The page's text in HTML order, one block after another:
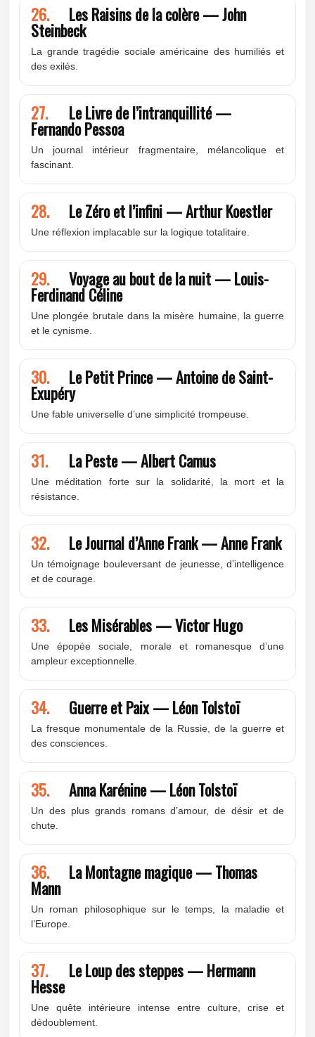
26. Les Raisins de la colère — John
Steinbeck
La grande tragédie sociale américaine des humiliés et
des exilés.
27. Le Livre de l’intranquillité —
Fernando Pessoa
Un journal intérieur fragmentaire, mélancolique et
fascinant.
28. Le Zéro et l’infini — Arthur Koestler
Une réflexion implacable sur la logique totalitaire.
29. Voyage au bout de la nuit — Louis-
Ferdinand Céline
Une plongée brutale dans la misère humaine, la guerre
et le cynisme.
30. Le Petit Prince — Antoine de Saint-
Exupéry
Une fable universelle d’une simplicité trompeuse.
31. La Peste — Albert Camus
Une méditation forte sur la solidarité, la mort et la
résistance.
32. Le Journal d’Anne Frank — Anne Frank
Un témoignage bouleversant de jeunesse, d’intelligence
et de courage.
33. Les Misérables — Victor Hugo
Une épopée sociale, morale et romanesque d’une
ampleur exceptionnelle.
34. Guerre et Paix — Léon Tolstoï
La fresque monumentale de la Russie, de la guerre et
des consciences.
35. Anna Karénine — Léon Tolstoï
Un des plus grands romans d’amour, de désir et de
chute.
36. La Montagne magique — Thomas
Mann
Un roman philosophique sur le temps, la maladie et
l’Europe.
37. Le Loup des steppes — Hermann
Hesse
Une quête intérieure intense entre culture, crise et
dédoublement.